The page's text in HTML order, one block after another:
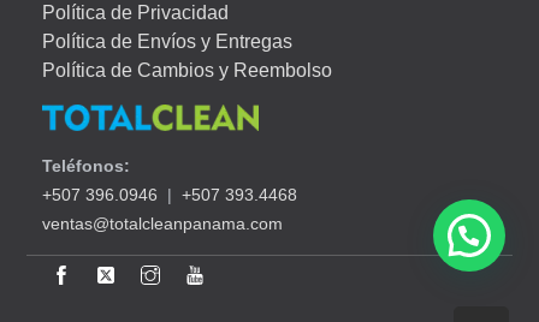
Política de Privacidad
Política de Envíos y Entregas
Política de Cambios y Reembolso
Teléfonos:
+507 396.0946 |+507 393.4468
ventas@totalcleanpanama.com